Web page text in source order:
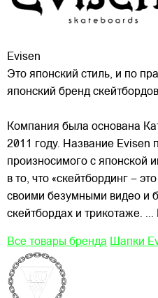
Evisen
Это японский стиль, и по
японский бренд
Компания была основана
2011 году. Название Evisen
произносимого с японской
в то, что «скейтбординг –
своими безумными видео и
скейтбордах и трикотаже. ...
Все товары бренда Шапки